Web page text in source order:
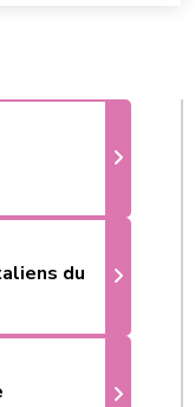
du